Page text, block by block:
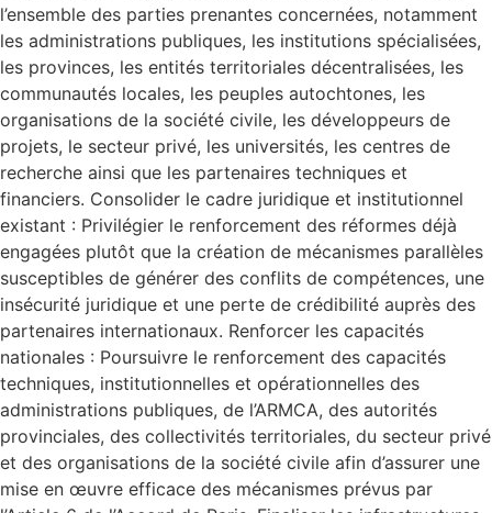
l’ensemble des parties prenantes concernées, notamment
les administrations publiques, les institutions spécialisées,
les provinces, les entités territoriales décentralisées, les
communautés locales, les peuples autochtones, les
organisations de la société civile, les développeurs de
projets, le secteur privé, les universités, les centres de
recherche ainsi que les partenaires techniques et
financiers. Consolider le cadre juridique et institutionnel
existant : Privilégier le renforcement des réformes déjà
engagées plutôt que la création de mécanismes parallèles
susceptibles de générer des conflits de compétences, une
insécurité juridique et une perte de crédibilité auprès des
partenaires internationaux. Renforcer les capacités
nationales : Poursuivre le renforcement des capacités
techniques, institutionnelles et opérationnelles des
administrations publiques, de l’ARMCA, des autorités
provinciales, des collectivités territoriales, du secteur privé
et des organisations de la société civile afin d’assurer une
mise en œuvre efficace des mécanismes prévus par